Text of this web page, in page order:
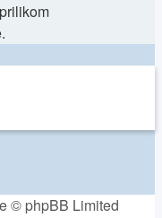
© phpBB Limited